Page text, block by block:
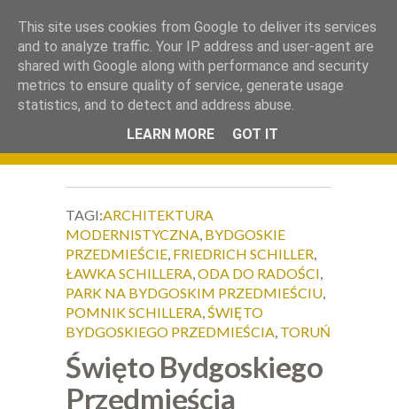
Okiem Obiektywu.
TAGI:ARCHITEKTURA
MODERNISTYCZNA, BYDGOSKIE
PRZEDMIEŚCIE, FRIEDRICH SCHILLER,
ŁAWKA SCHILLERA,ODA DO RADOŚCI,
PARK NA BYDGOSKIM PRZEDMIEŚCIU,
POMNIK SCHILLERA,ŚWIĘTO
BYDGOSKIEGO PRZEDMIEŚCIA, TORUŃ
Święto Bydgoskiego
Przedmieścia
This site uses cookies from Google to deliver its services
and to analyze traffic. Your IP address and user-agent are
shared with Google along with performance and security
metrics to ensure quality of service, generate usage
statistics, and to detect and address abuse.
LEARN MORE
GOT IT